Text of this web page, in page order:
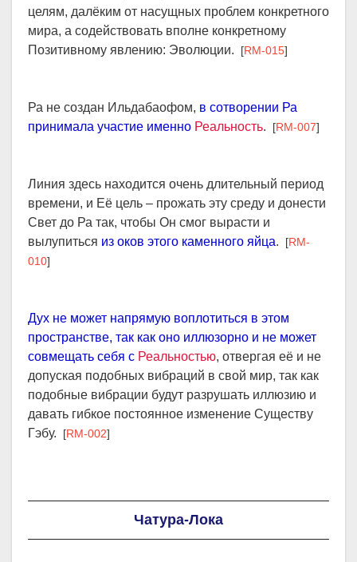
целям, далёким от насущных проблем конкретного
мира, а содействовать вполне конкретному
Позитивному явлению: Эволюции. [RM-015]
Ра не создан Ильдабаофом, в сотворении Ра
принимала участие именно Реальность. [RM-007]
Линия здесь находится очень длительный период
времени, и Её цель – прожать эту среду и донести
Свет до Ра так, чтобы Он смог вырасти и
вылупиться из оков этого каменного яйца. [RM-
010]
Дух не может напрямую воплотиться в этом
пространстве, так как оно иллюзорно и не может
совмещать себя с Реальностью, отвергая её и не
допуская подобных вибраций в свой мир, так как
подобные вибрации будут разрушать иллюзию и
давать гибкое постоянное изменение Существу
Гэбу. [RM-002]
Чатура-Лока